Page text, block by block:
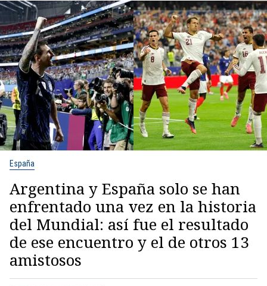
España
Argentina y España solo se han
enfrentado una vez en la historia
del Mundial: así fue el resultado
de ese encuentro y el de otros 13
amistosos